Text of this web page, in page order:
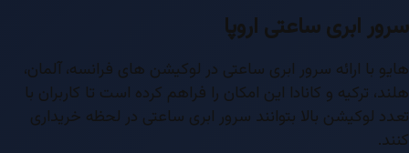
سرور ابری ساعتی اروپا
هایو با ارائه سرور ابری ساعتی در لوکیشن های فرانسه، آلمان،
هلند، ترکیه و کانادا این امکان را فراهم کرده است تا کاربران با
تعدد لوکیشن بالا بتوانند سرور ابری ساعتی در لحظه خریداری
کنند.